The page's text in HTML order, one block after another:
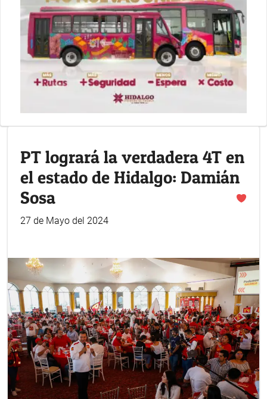
PT logrará la verdadera 4T en
el estado de Hidalgo: Damián
Sosa
27 de Mayo del 2024